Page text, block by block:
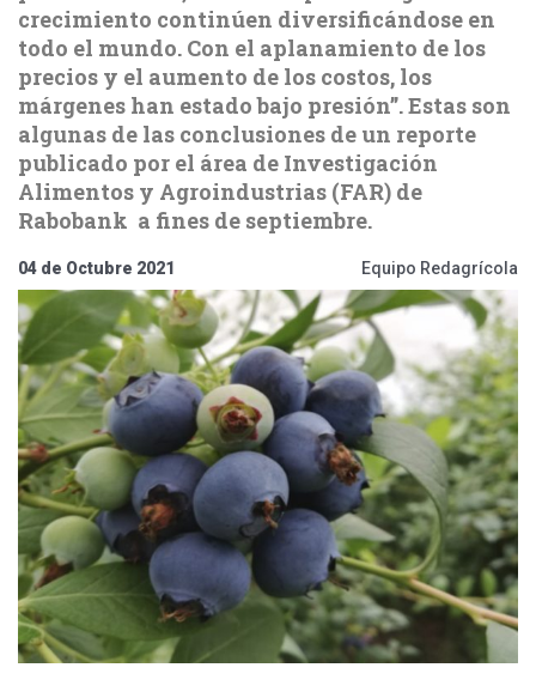
crecimiento continúen diversificándose en
todo el mundo. Con el aplanamiento de los
precios y el aumento de los costos, los
márgenes han estado bajo presión”. Estas son
algunas de las conclusiones de un reporte
publicado por el área de Investigación
Alimentos y Agroindustrias (FAR) de
Rabobank a fines de septiembre.
04 de Octubre 2021 Equipo Redagrícola